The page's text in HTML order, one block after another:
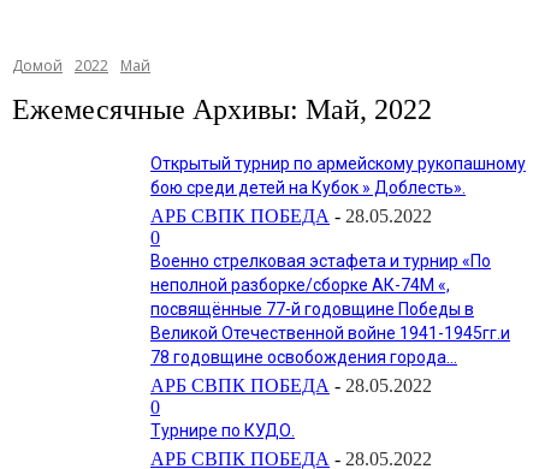
Домой 2022 Май
Ежемесячные Архивы: Май, 2022
Открытый турнир по армейскому рукопашному
бою среди детей на Кубок » Доблесть».
АРБ СВПК ПОБЕДА - 28.05.2022
0
Военно стрелковая эстафета и турнир «По
неполной разборке/сборке АК-74М «,
посвящённые 77-й годовщине Победы в
Великой Отечественной войне 1941-1945гг.и
78 годовщине освобождения города...
АРБ СВПК ПОБЕДА - 28.05.2022
0
Турнире по КУДО.
АРБ СВПК ПОБЕДА - 28.05.2022